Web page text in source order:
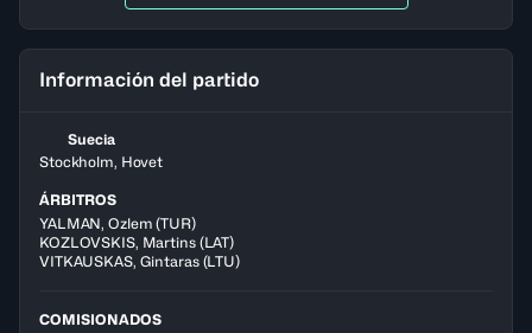
Información del partido
Suecia
Stockholm, Hovet
ÁRBITROS
YALMAN,Ozlem (TUR)
KOZLOVSKIS, Martins(LAT)
VITKAUSKAS, Gintaras(LTU)
COMISIONADOS